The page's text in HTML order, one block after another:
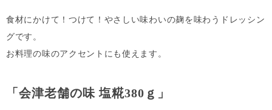
食材にかけて！つけて！やさしい味わいの麹を味わうドレッシン
グです。
お料理の味のアクセントにも使えます。
「 会津老舗の味 塩糀380ｇ 」